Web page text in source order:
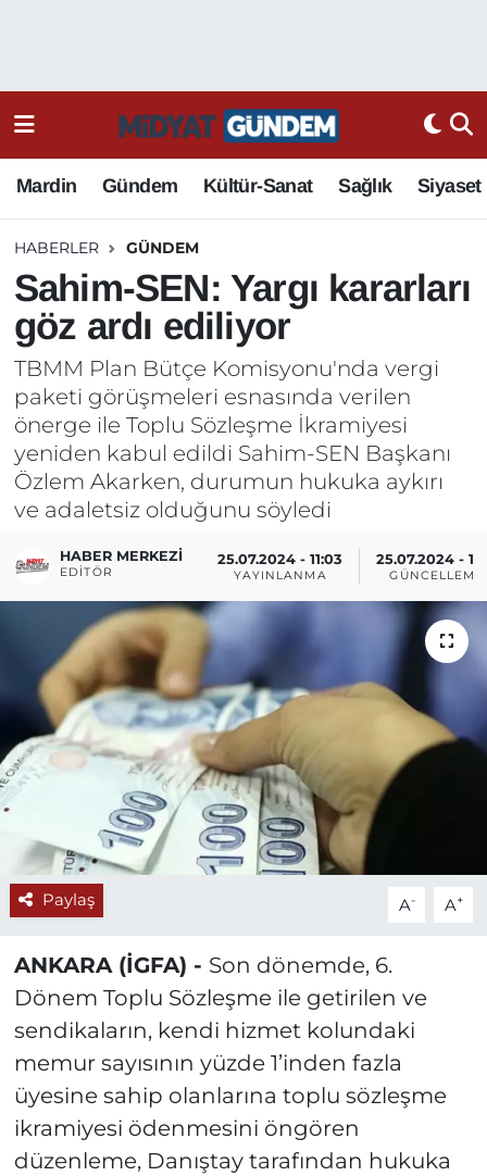
Mardin Gündem Kültür-Sanat Sağlık Siyaset
HABERLER GÜNDEM
Sahim-SEN: Yargı kararları
göz ardı ediliyor
TBMM Plan Bütçe Komisyonu'nda vergi
paketi görüşmeleri esnasında verilen
önerge ile Toplu Sözleşme İkramiyesi
yeniden kabul edildi Sahim-SEN Başkanı
Özlem Akarken, durumun hukuka aykırı
ve adaletsiz olduğunu söyledi
HABER MERKEZI
EDITÖR
25.07.2024 - 11:03
YAYINLANMA
25.07.2024 -
GÜNCELLEME
Paylaş A- A+
ANKARA (İGFA) - Son dönemde, 6.
Dönem Toplu Sözleşme ile getirilen ve
sendikaların, kendi hizmet kolundaki
memur sayısının yüzde 1’inden fazla
üyesine sahip olanlarına toplu sözleşme
ikramiyesi ödenmesini öngören
düzenleme, Danıştay tarafından hukuka